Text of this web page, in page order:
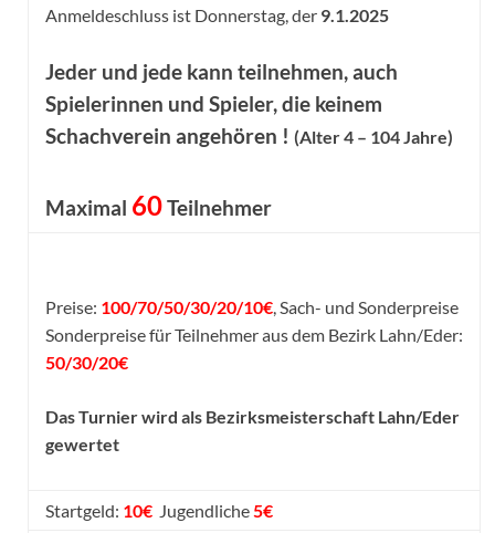
Anmeldeschluss ist Donnerstag, der 9.1.2025
Jeder und jede kann teilnehmen, auch
Spielerinnen und Spieler, die keinem
Schachverein angehören ! (Alter 4 – 104 Jahre)
Maximal 60Teilnehmer
Preise: 100/70/50/30/20/10€, Sach- und Sonderpreise
Sonderpreise für Teilnehmer aus dem Bezirk Lahn/Eder:
50/30/20€
Das Turnier wird als Bezirksmeisterschaft Lahn/Eder
gewertet
Startgeld: 10€ Jugendliche5€